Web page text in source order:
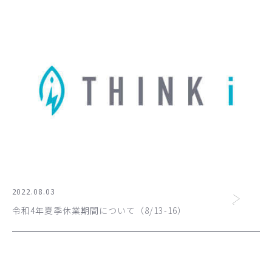
2022.08.03
令和4年夏季休業期間について（8/13-16）